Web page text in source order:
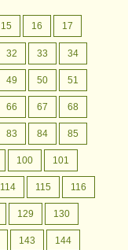
15 16 17
32 33 34
49 50 51
66 67 68
83 84 85
100 101
114 115 116
129 130
143 144